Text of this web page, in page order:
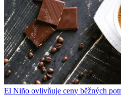
El Niño ovlivňuje ceny běžných